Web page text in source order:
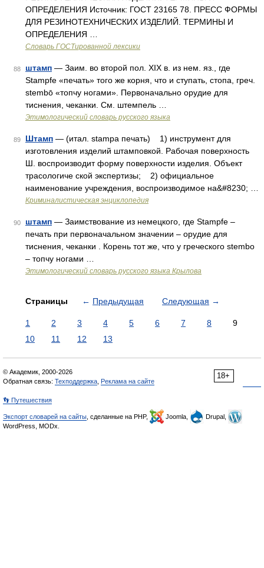
ОПРЕДЕЛЕНИЯ Источник: ГОСТ 23165 78. ПРЕСС ФОРМЫ
ДЛЯ РЕЗИНОТЕХНИЧЕСКИХ ИЗДЕЛИЙ. ТЕРМИНЫ И
ОПРЕДЕЛЕНИЯ …
Словарь ГОСТированной лексики
88 штамп — Заим. во второй пол. XIX в. из нем. яз., где
Stampfe «печать» того же корня, что и ступать, стопа, греч.
stembō «топчу ногами». Первоначально орудие для
тиснения, чеканки. См. штемпель …
Этимологический словарь русского языка
89 Штамп — (итал. stampa печать) 1) инструмент для
изготовления изделий штамповкой. Рабочая поверхность
Ш. воспроизводит форму поверхности изделия. Объект
трасологиче ской экспертизы; 2) официальное
наименование учреждения, воспроизводимое на&#8230; …
Криминалистическая энциклопедия
90 штамп — Заимствование из немецкого, где Stampfe –
печать при первоначальном значении – орудие для
тиснения, чеканки . Корень тот же, что у греческого stembo
– топчу ногами …
Этимологический словарь русского языка Крылова
Страницы ← Предыдущая Следующая →
1 2 3 4 5 6 7 8
9
10
11 12 13
18+
© Академик, 2000-2026
Обратная связь: Техподдержка Реклама на сайте
👣 Путешествия
Экспорт словарей на сайты , сделанные на PHP, Joomla,
Drupal,
WordPress, MODx.